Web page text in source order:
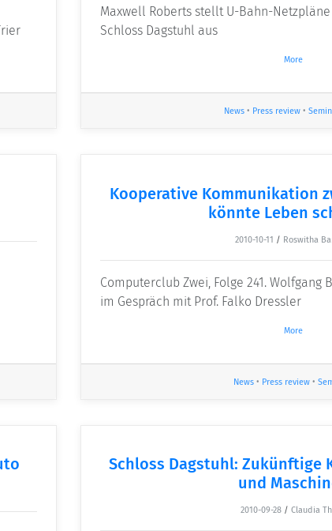
Maxwell Roberts stellt U-Bahn-
Schloss Dagstuhl aus
More
News • Press review •
Kooperative Kommunikation
könnte Leben
2010-10-11 / Roswitha
Computerclub Zwei, Folge 241. Wolfgang
im Gespräch mit Prof. Falko Dressler
More
News • Press review •
Schloss Dagstuhl: Zukünftige
und
2010-09-28 / Claudia